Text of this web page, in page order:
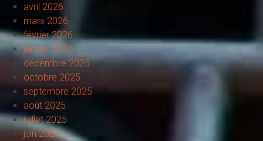
avril 2026
mars 2026
février 2026
janvier 2026
décembre 2025
octobre 2025
septembre 2025
août 2025
juillet 2025
juin 2025